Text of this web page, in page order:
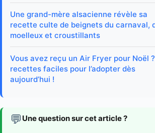
Une grand-mère alsacienne révèle sa
recette culte de beignets du carnaval,
moelleux et croustillants
Vous avez reçu un Air Fryer pour Noël
recettes faciles pour l’adopter dès
aujourd’hui !
💬 Une question sur cet article ?